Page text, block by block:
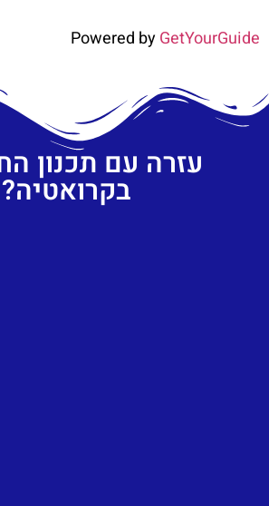
Powered byGetYourGuide
עזרה עם תכנון
בקרואטיה?